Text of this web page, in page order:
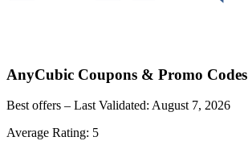
AnyCubic Coupons & Promo Codes
Best offers – Last Validated: August 7, 2026
Average Rating: 5